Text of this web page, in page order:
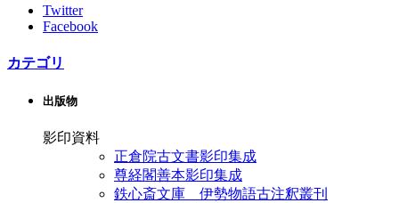
Twitter
Facebook
カテゴリ
出版物
影印資料
正倉院古文書影印集成
尊経閣善本影印集成
鉄心斎文庫 伊勢物語古注釈叢刊